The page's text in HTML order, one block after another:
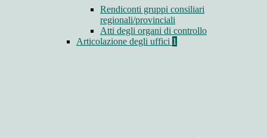
Rendiconti gruppi consiliari
regionali/provinciali
Atti degli organi di controllo
Articolazione degli uffici 1